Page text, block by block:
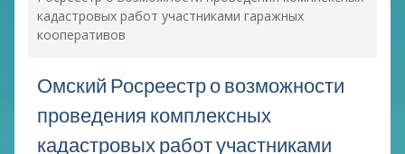
кадастровых работ участниками гаражных
кооперативов
Омский Росреестр о возможности
проведения комплексных
кадастровых работ участниками